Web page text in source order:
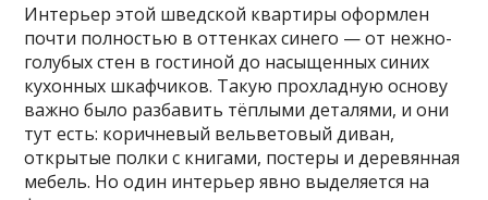
Интерьер этой шведской квартиры оформлен
почти полностью в оттенках синего — от нежно-
голубых стен в гостиной до насыщенных синих
кухонных шкафчиков. Такую прохладную основу
важно было разбавить тёплыми деталями, и они
тут есть: коричневый вельветовый диван,
открытые полки с книгами, постеры и деревянная
мебель. Но один интерьер явно выделяется на